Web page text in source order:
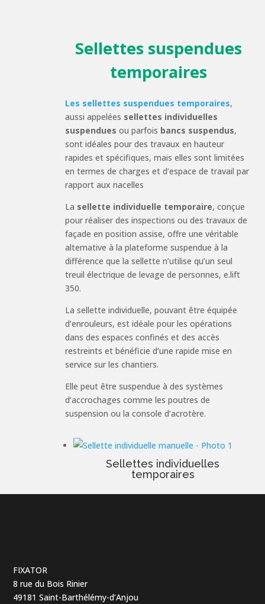
Sellettes suspendues
temporaires
Les sellettes suspendues temporaires,
aussi appelées sellettes individuelles
suspendues ou parfois bancs suspendus,
sont idéales pour des travaux en hauteur
rapides et spécifiques, mais elles sont limitées
en termes de charges et d’espace de travail par
rapport aux nacelles
La sellette individuelle temporaire, conçue
pour réaliser des inspections ou des travaux de
façade en position assise, offre une véritable
alternative à la plateforme suspendue à la
différence que la sellette n’utilise qu’un seul
treuil électrique de levage de personnes, e.lift
350.
La sellette individuelle, pouvant être équipée
d’enrouleurs, est idéale pour les opérations
dans des espaces confinés et des accès
restreints et bénéficie d’une rapide mise en
service sur les chantiers.
Elle peut être suspendue à des systèmes
d’accrochages comme les poutres de
suspension ou la console d’acrotère.
Sellettes individuelles
temporaires
FIXATOR
8 rue du Bois Rinier
49181 Saint-Barthélémy-d’Anjou